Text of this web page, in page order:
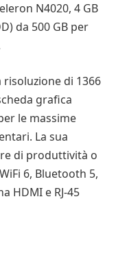
N4020, 4 GB
da 500 GB per
di 1366
grafica
le massime
La sua
di produttività o
6, Bluetooth 5,
HDMI e RJ-45